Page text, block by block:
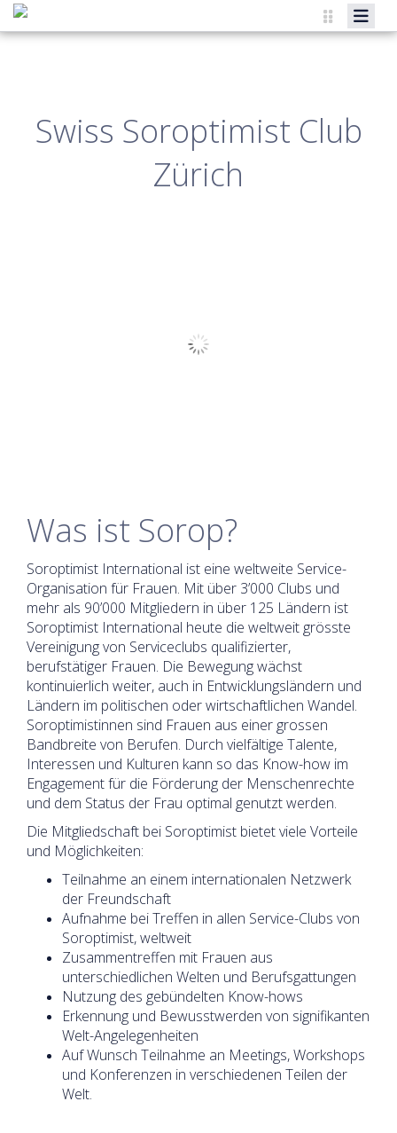
PROGRAMM
SOZIALE AKTIONEN
Swiss Soroptimist Club
Zürich
Was ist Sorop?
Soroptimist International ist eine weltweite Service-
Organisation für Frauen. Mit über 3’000 Clubs und
mehr als 90’000 Mitgliedern in über 125 Ländern ist
Soroptimist International heute die weltweit grösste
Vereinigung von Serviceclubs qualifizierter,
berufstätiger Frauen. Die Bewegung wächst
kontinuierlich weiter, auch in Entwicklungsländern und
Ländern im politischen oder wirtschaftlichen Wandel.
Soroptimistinnen sind Frauen aus einer grossen
Bandbreite von Berufen. Durch vielfältige Talente,
Interessen und Kulturen kann so das Know-how im
Engagement für die Förderung der Menschenrechte
und dem Status der Frau optimal genutzt werden.
Die Mitgliedschaft bei Soroptimist bietet viele Vorteile
und Möglichkeiten:
Teilnahme an einem internationalen Netzwerk
der Freundschaft
Aufnahme bei Treffen in allen Service-Clubs von
Soroptimist, weltweit
Zusammentreffen mit Frauen aus
unterschiedlichen Welten und Berufsgattungen
Nutzung des gebündelten Know-hows
Erkennung und Bewusstwerden von signifikanten
Welt-Angelegenheiten
Auf Wunsch Teilnahme an Meetings, Workshops
und Konferenzen in verschiedenen Teilen der
Welt.